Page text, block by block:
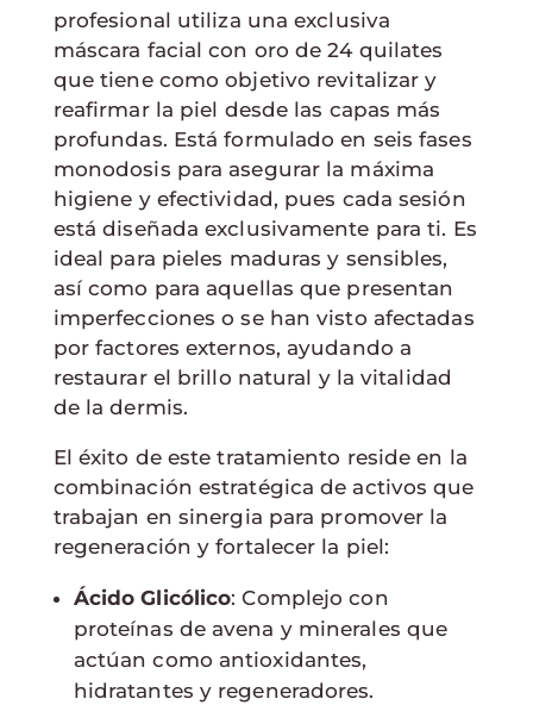
profesional utiliza una exclusiva
máscara facial con oro de 24 quilates
que tiene como objetivo revitalizar y
reafirmar la piel desde las capas más
profundas. Está formulado en seis fases
monodosis para asegurar la máxima
higiene y efectividad, pues cada sesión
está diseñada exclusivamente para ti. Es
ideal para pieles maduras y sensibles,
así como para aquellas que presentan
imperfecciones o se han visto afectadas
por factores externos, ayudando a
restaurar el brillo natural y la vitalidad
de la dermis.
El éxito de este tratamiento reside en la
combinación estratégica de activos que
trabajan en sinergia para promover la
regeneración y fortalecer la piel:
Ácido Glicólico: Complejo con
proteínas de avena y minerales que
actúan como antioxidantes,
hidratantes y regeneradores.